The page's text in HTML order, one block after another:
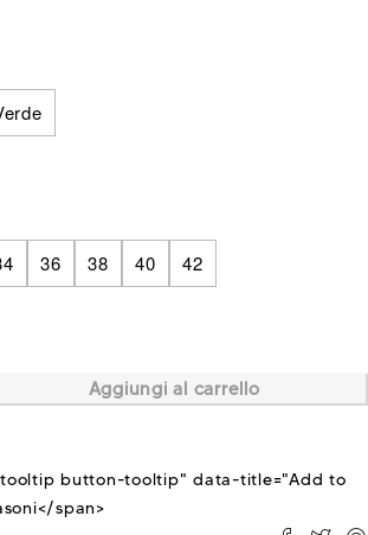
36 38 40 42
Aggiungi al carrello
tooltip button-tooltip" data-title="Add to
span>